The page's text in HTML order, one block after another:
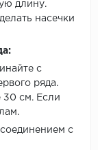
длину.
насечки
с
ряда.
30 см. Если
с